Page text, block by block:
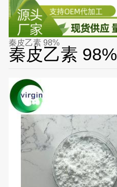
秦皮乙素 98%
秦皮乙素 98%